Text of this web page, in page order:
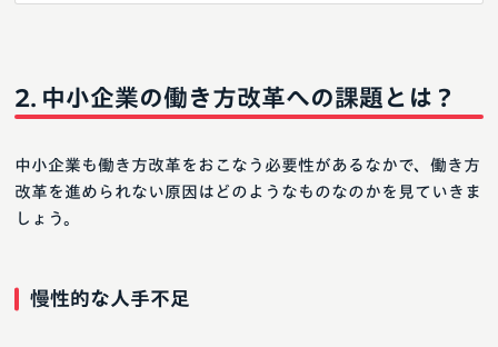
中小企業の働き方改革への課題とは？
中小企業も働き方改革をおこなう必要性があるなかで、働き方
改革を進められない原因はどのようなものなのかを見ていきま
しょう。
慢性的な人手不足